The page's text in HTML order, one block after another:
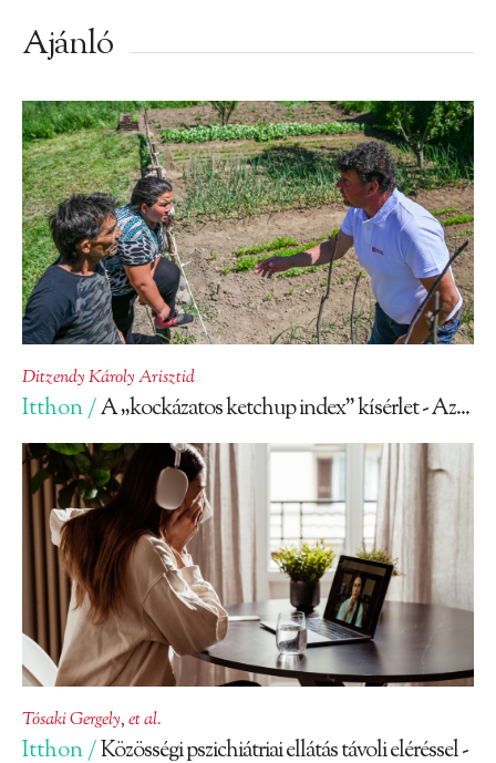
Ajánló
Ditzendy Károly Arisztid
Itthon /A „kockázatos ketchup index” kísérlet - Az...
Tósaki Gergely,et al.
Itthon /Közösségi pszichiátriai ellátás távoli eléréssel -